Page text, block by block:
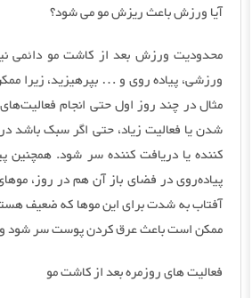
آیا ورزش باعث ریزش مو می شود؟
محدودیت ورزش بعد از کاشت مو دائمی
ورزشی، پیاده روی و … بپرهیزید، زیرا
مثال در چند روز اول حتی انجام
شدن یا فعالیت زیاد، حتی اگر سبک باشد
کننده یا دریافت کننده سر شود. همچنین
پیاده‌روی در فضای باز آن هم در روز،
آفتاب به شدت برای این موها که ضعیف
ممکن است باعث عرق کردن پوست سر شود و
فعالیت های روزمره بعد از کاشت مو